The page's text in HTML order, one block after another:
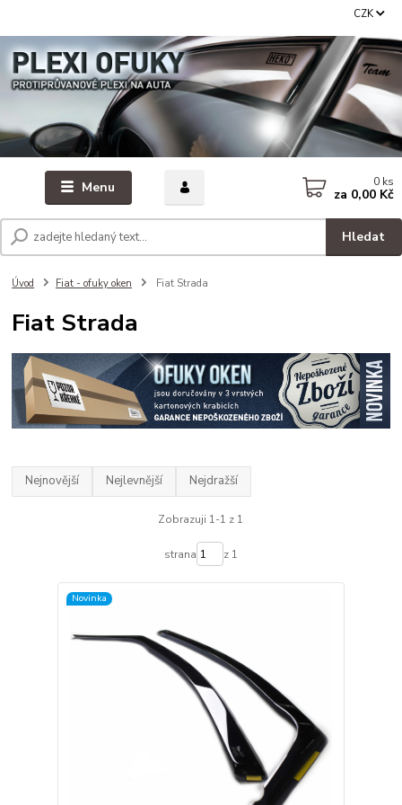
Menu
CZK
Hledat
0 ks
za 0,00 Kč
Úvod Fiat - ofuky oken Fiat Strada
Fiat Strada
Nejnovější Nejlevnější Nejdražší
Zobrazuji 1-1 z 1
strana z 1
Novinka